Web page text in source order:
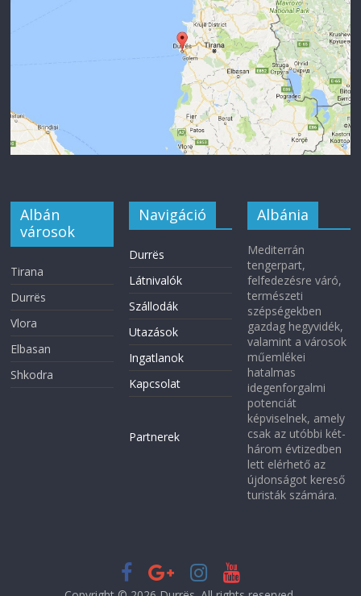
Albán
városok
Tirana
Durrës
Vlora
Elbasan
Shkodra
Navigáció
Durrës
Látnivalók
Szállodák
Utazások
Ingatlanok
Kapcsolat
Partnerek
Albánia
Mediterrán
tengerpart,
felfedezésre váró,
természeti
szépségekben
gazdag hegyvidék,
valamint a városok
műemlékei
hatalmas
idegenforgalmi
potenciát
képviselnek, amely
csak az utóbbi két-
három évtizedben
lett elérhető az
újdonságot kereső
turisták számára.